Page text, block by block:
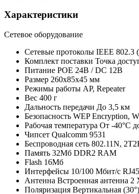
Характеристики
Сетевое оборудование
Сетевые протоколы IEEE 802.3
Комплект поставки Точка
Питание POE 24В / DC 12В
Размер 260x85x45 мм
Режимы работы AP, Repeater
Вес 400 г
Дальность передачи До 3,5 км
Безопасность WEP Encryption,
Рабочая температура От -40°C
Чипсет Qualcomm 9531
Беспроводная сеть 802.11N,
Память 32Мб DDR2 RAM
Flash 16Мб
Интерфейсы 10/100 Мбит/с
Антенна Встроенная антенна
Поляризация Вертикальная